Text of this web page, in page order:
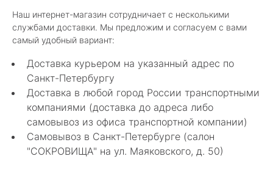
Наш интернет-магазин сотрудничает с несколькими
службами доставки. Мы предложим и согласуем с вами
самый удобный вариант:
Доставка курьером на указанный адрес по
Санкт-Петербургу
Доставка в любой город России транспортными
компаниями (доставка до адреса либо
самовывоз из офиса транспортной компании)
Самовывоз в Санкт-Петербурге (салон
"СОКРОВИЩА" на ул. Маяковского, д. 50)
Классные изделия, оригинальные не похожие
в других магазинах. Сотрудники очень
грамотные специалисты в своем деле помогли
с выбором.
Показать полностью
Нелли Г.
4 мая 2025
Каждый раз бывая на Большой Конюшенной
12 в Санкт-Петербурге посещаю этот